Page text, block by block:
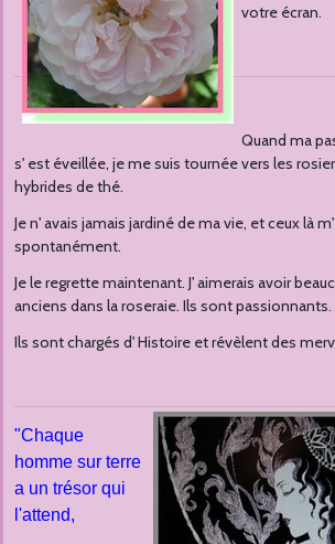
votre écran.
Quand ma
s' est éveillée, je me suis tournée vers les
hybrides de thé.
Je n' avais jamais jardiné de ma vie, et ceux là
spontanément.
Je le regrette maintenant. J' aimerais avoir
anciens dans la roseraie. Ils sont passionnants.
Ils sont chargés d' Histoire et révèlent des
"Chaque
homme sur terre
a un trésor qui
l'attend,